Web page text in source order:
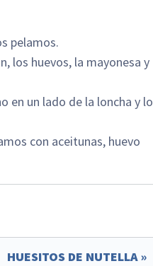
pelamos.
los huevos, la mayonesa y
en un lado de la loncha y lo
con aceitunas, huevo
HUESITOS DE NUTELLA »